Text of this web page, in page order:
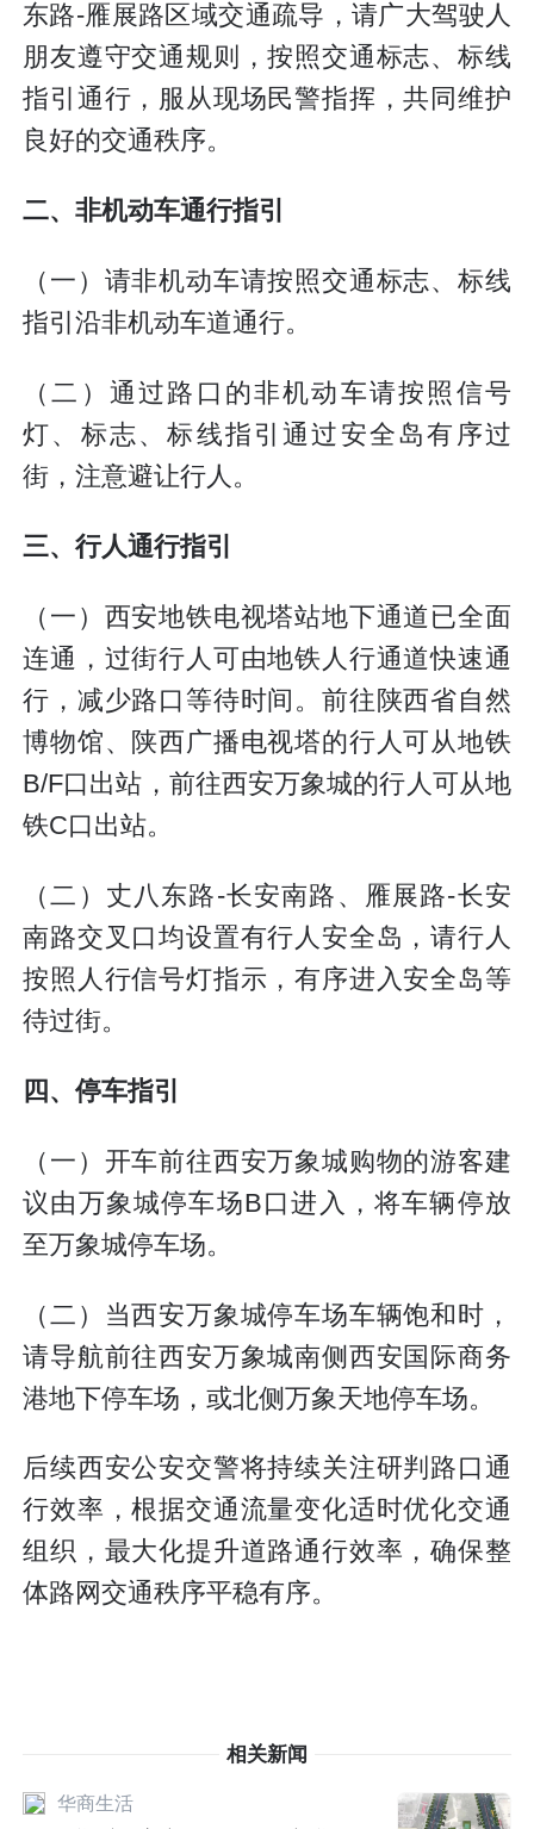
东路-雁展路区域交通疏导，请广大驾驶人
朋友遵守交通规则，按照交通标志、标线
指引通行，服从现场民警指挥，共同维护
良好的交通秩序。
二、非机动车通行指引
（一）请非机动车请按照交通标志、标线
指引沿非机动车道通行。
（二）通过路口的非机动车请按照信号
灯、标志、标线指引通过安全岛有序过
街，注意避让行人。
三、行人通行指引
（一）西安地铁电视塔站地下通道已全面
连通，过街行人可由地铁人行通道快速通
行，减少路口等待时间。前往陕西省自然
博物馆、陕西广播电视塔的行人可从地铁
B/F口出站，前往西安万象城的行人可从地
铁C口出站。
（二）丈八东路-长安南路、雁展路-长安
南路交叉口均设置有行人安全岛，请行人
按照人行信号灯指示，有序进入安全岛等
待过街。
四、停车指引
（一）开车前往西安万象城购物的游客建
议由万象城停车场B口进入，将车辆停放
至万象城停车场。
（二）当西安万象城停车场车辆饱和时，
请导航前往西安万象城南侧西安国际商务
港地下停车场，或北侧万象天地停车场。
后续西安公安交警将持续关注研判路口通
行效率，根据交通流量变化适时优化交通
组织，最大化提升道路通行效率，确保整
体路网交通秩序平稳有序。
相关新闻
华商生活